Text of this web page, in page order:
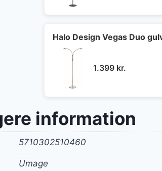
Halo Design Vegas Duo
1.399 kr.
information
5710302510460
Umage